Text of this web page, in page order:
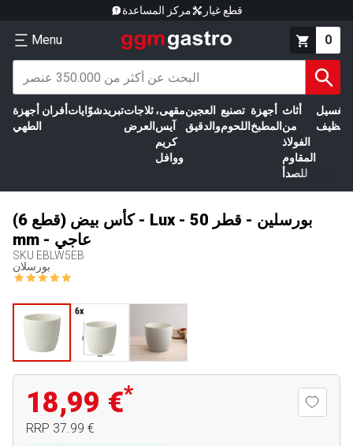
مركز المساعدة قطع غيار
Menu 0
أجهزة
الطهي
أفران شوّاياتتبريدثلاجات
العرض
مقهى،
آيس
كريم
ووافل
العجين
والدقيق
تصنيع
اللحوم
أجهزة
المطبخ
أثاث
من
الفولاذ
المقاوم
للصدأ
الغسيل
(6 قطع) كأس بيض - Lux - بورسلين - قطر 50
mm - عاجي
SKU EBLW5EB
بورسلان
18,99 €*
RRP ‏37.99 €